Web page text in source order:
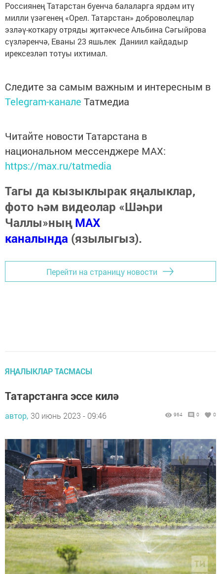
Россиянең Татарстан буенча балаларга ярдәм итү
милли үзәгенең «Орел. Татарстан» доброволецлар
эзләү-коткару отряды җитәкчесе Альбина Сәгыйрова
сүзләренчә, Еваны 23 яшьлек Даниил кайдадыр
ирексезләп тотуы ихтимал.
Следите за самым важным и интересным в
Telegram-канале Татмедиа
Читайте новости Татарстана в
национальном мессенджере MАХ:
https://max.ru/tatmedia
Тагы да кызыклырак яңалыклар,
фото һәм видеолар «Шәһри
Чаллы»ныңMAX
каналында (язылыгыз).
Перейти на страницу новости
ЯҢАЛЫКЛАР ТАСМАСЫ
Татарстанга эссе килә
автор, 30 июнь 2023 - 09:46 964 0 0